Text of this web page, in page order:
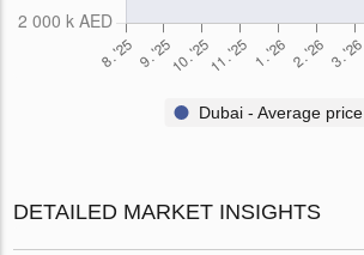
Dubai - Average price
DETAILED MARKET INSIGHTS